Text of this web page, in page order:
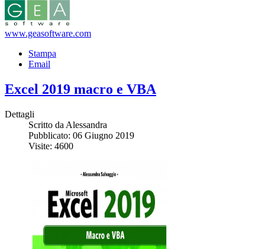
www.geasoftware.com
Stampa
Email
Excel 2019 macro e VBA
Dettagli
Scritto da Alessandra
Pubblicato: 06 Giugno 2019
Visite: 4600